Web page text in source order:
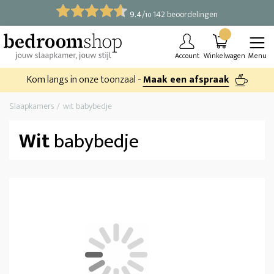
9.4/10 142 beoordelingen
Account Winkelwagen Menu
Kom langs in onze toonzaal -Maak een afspraak
Slaapkamers wit babybedje
Witbabybedje